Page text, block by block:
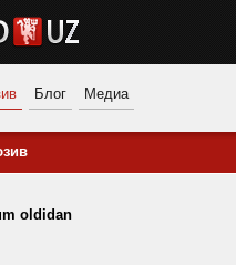
Блог Медиа
oldidan